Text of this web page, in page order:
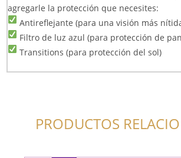
agregarle la protección que necesites:
Antireflejante (para una visión más
Filtro de luz azul (para protección de
Transitions (para protección del sol)
PRODUCTOS